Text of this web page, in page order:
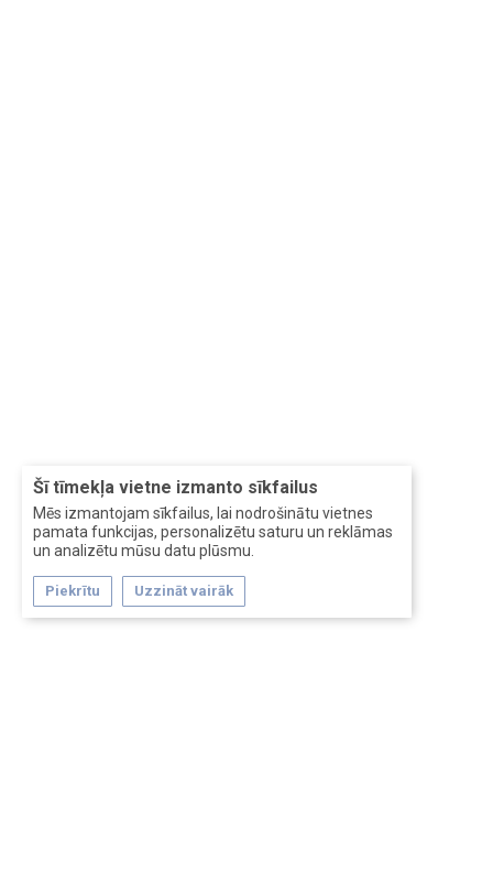
Šī tīmekļa vietne izmanto sīkfailus
Mēs izmantojam sīkfailus, lai nodrošinātu vietnes
pamata funkcijas, personalizētu saturu un reklāmas
un analizētu mūsu datu plūsmu.
Piekrītu Uzzināt vairāk